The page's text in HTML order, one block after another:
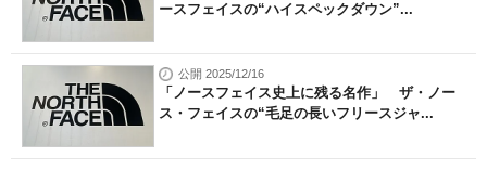
ースフェイスの“ハイスペックダウン”...
公開 2025/12/16
「ノースフェイス史上に残る名作」 ザ・ノー
ス・フェイスの“毛足の長いフリースジャ...